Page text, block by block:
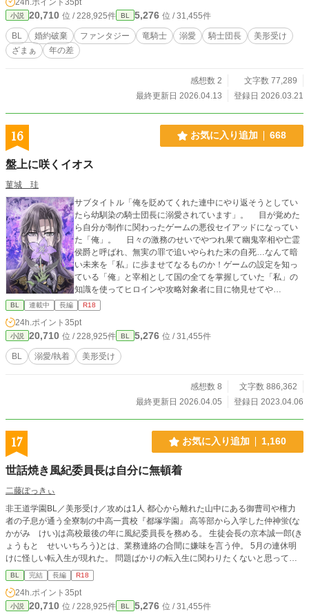
えよう」 王子に捨てられた青年は竜とともに新しい人生を歩み始める。 クラウ
ス・レイヴァルト(28) 没落貴族 美丈夫 × エリアス・スミネム(19) 元公爵令息 中
性的な美形 ┈┈┈┈┈┈┈┈┈┈ ⚠︎︎予告なく残酷な表現有り ⚠︎︎シリアス要素有
り ⚠︎︎米印マークがR18
24h.ポイント 35pt
小説 20,710 位 / 228,925件 BL 5,276 位 / 31,455件
BL 婚約破棄 ファンタジー 竜騎士 溺愛 騎士団長
美形受け
ざまぁ
年の差
感想数 2
文字数 77,289
最終更新日 2026.04.13
登録日 2026.03.21
16 お気に入り追加 668
盤上に咲くイオス
菫城 珪
サブタイトル「俺を貶めてくれた連中にやり返そうとしてい
たら幼馴染の騎士団長に溺愛されています」。 目が覚めた
ら自分が制作に関わったゲームの悪役セイアッドになってい
た「俺」。 日々の激務のせいでやつれ果て幽鬼宰相や亡霊
侯爵と呼ばれ、無実の罪で追いやられた末の自死…なんて暗
い未来を「私」に歩ませてなるものか！ゲームの設定を知っ
ている「俺」と宰相として国の全てを掌握していた「私」の
知識を使ってヒロインや攻略対象者に目に物見せてや
る！……なんて意気込んでいたのに、領地に帰ったら幼馴染
で騎士団長オルテガが待ち構えていて…。 そんな断罪から
始まる溺愛BLです。生温いですが、一部R18描写が入る予定
です。 書き溜めた分もありますが、のんびり書いていきま
す。 ※小説家になろう、エブリスタにも投稿しています。 20
25/10/10 表紙絵つけました！ 2025/12/10 王都編完結しまし
BL 連載中 長編 R18
24h.ポイント 35pt
小説 20,710 位 / 228,925件 BL 5,276 位 / 31,455件
BL 溺愛/執着 美形受け
感想数 8
文字数 886,362
最終更新日 2026.04.05
登録日 2023.04.06
17 お気に入り追加 1,160
世話焼き風紀委員長は自分に無頓着
二藤ぽっきぃ
非王道学園BL／美形受け／攻めは1人 都心から離れた山中にある御曹司や権力
者の子息が通う全寮制の中高一貫校『都塚学園』 高等部から入学した仲神蛍(な
かがみ けい)は高校最後の年に風紀委員長を務める。 生徒会長の京本誠一郎(き
ょうもと せいいちろう)とは、業務連絡の合間に嫌味を言う仲。 5月の連休明
けに怪しい転入生が現れた。 問題ばかりの転入生に関わりたくないと思ってい
たが、慕ってくれる後輩、風紀書記の蜂須賀流星(はちすか りゅうせい)が巻き
込まれる______ 「学園で終わる恋愛なんて、してたまるか。どうせ政略結婚が
待っているのに……」 ______________ 「俺は1年の頃にお前に一目惚れし
た、長期戦のつもりが邪魔が入ったからな。結婚を前提に恋人になれ。」 「俺
BL 完結 長編 R18
24h.ポイント 35pt
小説 20,710 位 / 228,925件 BL 5,276 位 / 31,455件